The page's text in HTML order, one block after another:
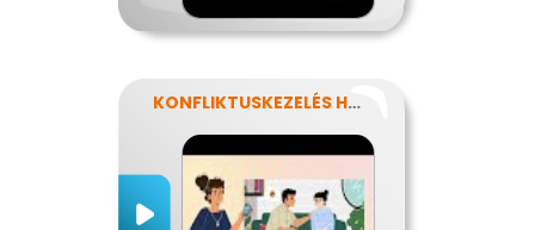
KONFLIKTUSKEZELÉS HATÉKONYAN